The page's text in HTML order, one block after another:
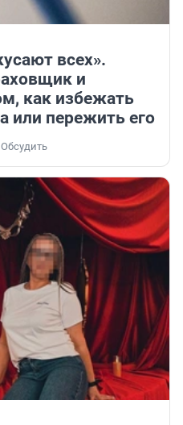
всех».
и
как избежать
или пережить его
Обсудить